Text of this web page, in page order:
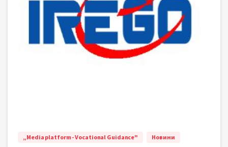
„Media platform - Vocational Guidance" Новини